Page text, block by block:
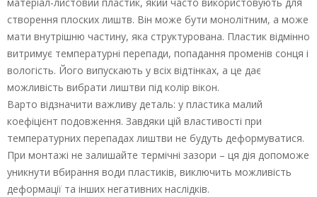
створення плоских лиштв. Він може бути монолітним, а може
мати внутрішню частину, яка структурована. Пластик відмінно
витримує температурні перепади, попадання променів сонця і
вологість. Його випускають у всіх відтінках, а це дає
можливість вибрати лиштви під колір вікон.
Варто відзначити важливу деталь: у пластика малий
коефіцієнт подовження. Завдяки цій властивості при
температурних перепадах лиштви не будуть деформуватися.
При монтажі не залишайте термічні зазори – ця дія допоможе
уникнути вбирання води пластиків, виключить можливість
деформації та інших негативних наслідків.